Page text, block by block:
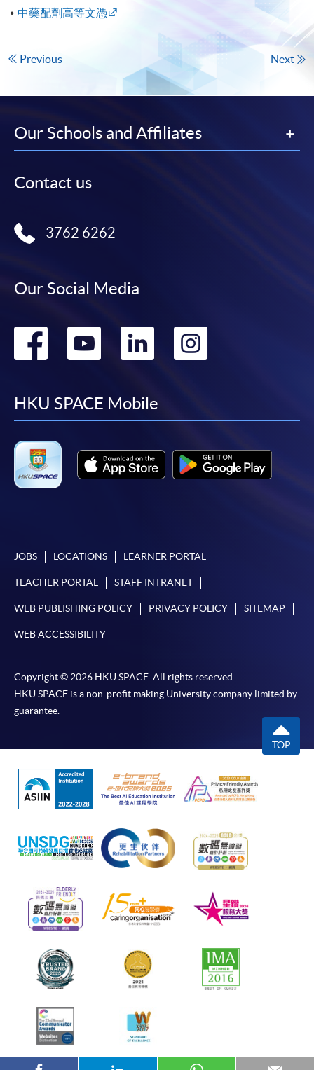
中藥配劑高等文憑
Previous Next
Our Schools and Affiliates
Contact us
3762 6262
Our Social Media
Go
facebook
Go
youtube
Go
linkedin
HKU SPACE Mobile
JOBS LOCATIONS LEARNER PORTAL
TEACHER PORTAL STAFF INTRANET
WEB PUBLISHING POLICY PRIVACY POLICY SITEMAP
WEB ACCESSIBILITY
Copyright © 2026 HKU SPACE. All rights reserved.
HKU SPACE is a non-profit making University company limited by
guarantee.
TOP